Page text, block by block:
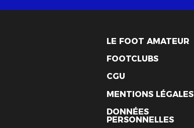
LE FOOT AMATEUR
FOOTCLUBS
CGU
MENTIONS LÉGALES
DONNÉES
PERSONNELLES